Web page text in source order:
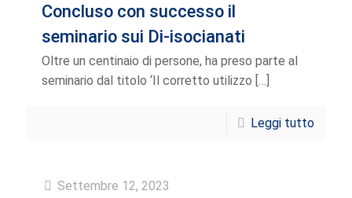
Concluso con successo il
seminario sui Di-isocianati
Oltre un centinaio di persone, ha preso parte al
seminario dal titolo ‘Il corretto utilizzo […]
Leggi tutto
Settembre 12, 2023